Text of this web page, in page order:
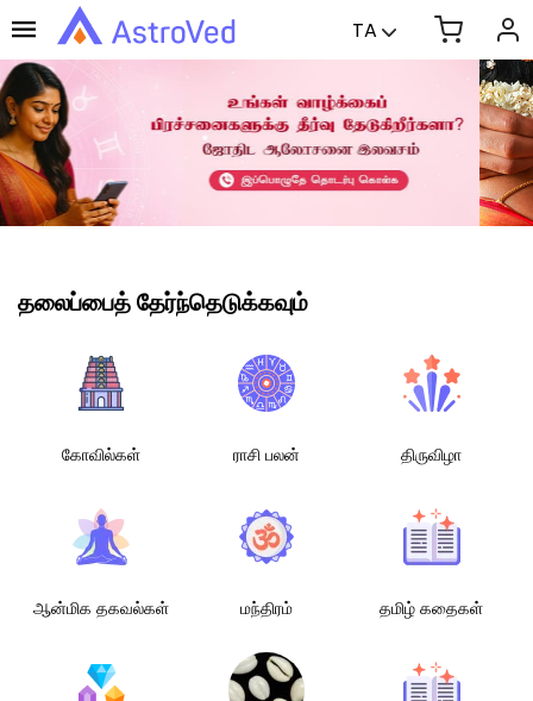
TA
தலைப்பைத் தேர்ந்தெடுக்கவும்
கோவில்கள் ராசி பலன் திருவிழா
ஆன்மிக தகவல்கள் மந்திரம் தமிழ் கதைகள்